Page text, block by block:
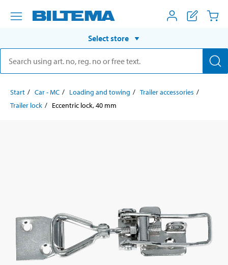
Select store
Start Car - MC Loading and towing
Trailer accessories
Trailer lock
Eccentric lock, 40 mm